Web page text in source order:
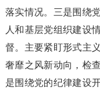
落实情况。三是围绕
人和基层党组织建设
督。主要紧盯形式主
奢靡之风新动向，检
是围绕党的纪律建设